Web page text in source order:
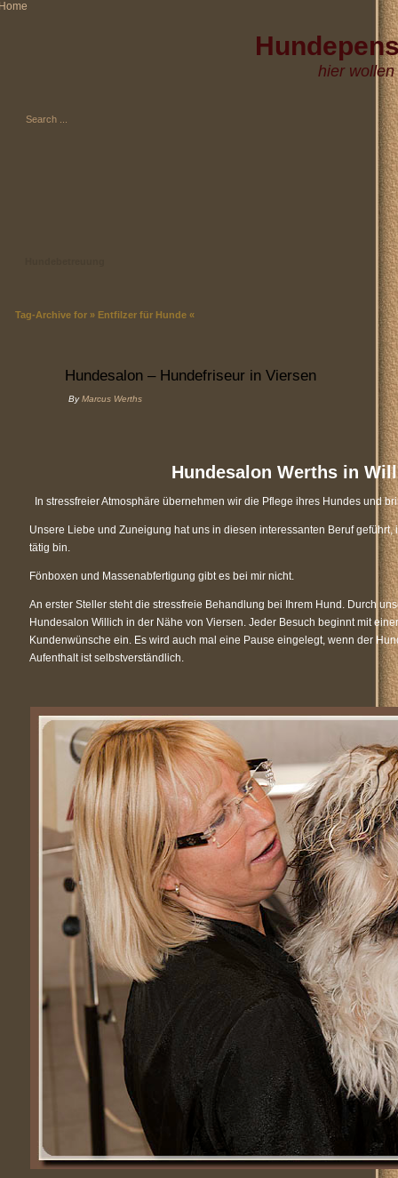
Düsseldorf
Essen Moers
hier
Tag-Archive for » Entfilzer für Hunde «
Hundesalon – Hundefriseur in Viersen
ByMarcus Werths
Hundesalon Werths in
In stressfreier Atmosphäre übernehmen wir die Pflege ihres Hundes und
Unsere Liebe und Zuneigung hat uns in diesen interessanten Beruf
tätig bin.
Fönboxen und Massenabfertigung gibt es bei mir nicht.
An erster Steller steht die stressfreie Behandlung bei Ihrem Hund. Durch
Hundesalon Willich in der Nähe von Viersen. Jeder Besuch beginnt mit
Kundenwünsche ein. Es wird auch mal eine Pause eingelegt, wenn der
Aufenthalt ist selbstverständlich.